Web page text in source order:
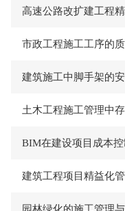
高速公路改扩建工程
市政工程施工工序的
建筑施工中脚手架的
土木工程施工管理中
BIM在建设项目成本
建筑工程项目精益化